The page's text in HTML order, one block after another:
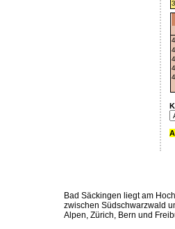
Bad Säckingen liegt am
zwischen Südschwarzwald
Alpen, Zürich, Bern und